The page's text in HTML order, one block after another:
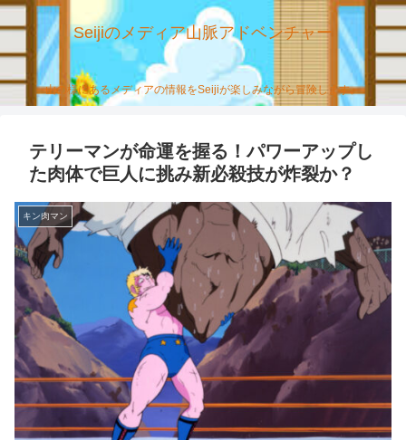
Seijiのメディア山脈アドベンチャー
山の様にあるメディアの情報をSeijiが楽しみながら冒険します。
テリーマンが命運を握る！パワーアップし
た肉体で巨人に挑み新必殺技が炸裂か？
キン肉マン